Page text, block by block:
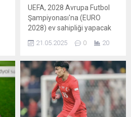
UEFA, 2028 Avrupa Futbol
Şampiyonası'na (EURO
2028) ev sahipliği yapacak
mücadele edeceğini
açıklamasına göre
İspanya'nın Bilbao
kentindeki yönetim kurulu
toplantısında EURO 2028
elemelerinin formatı
21.05.2025 0 20